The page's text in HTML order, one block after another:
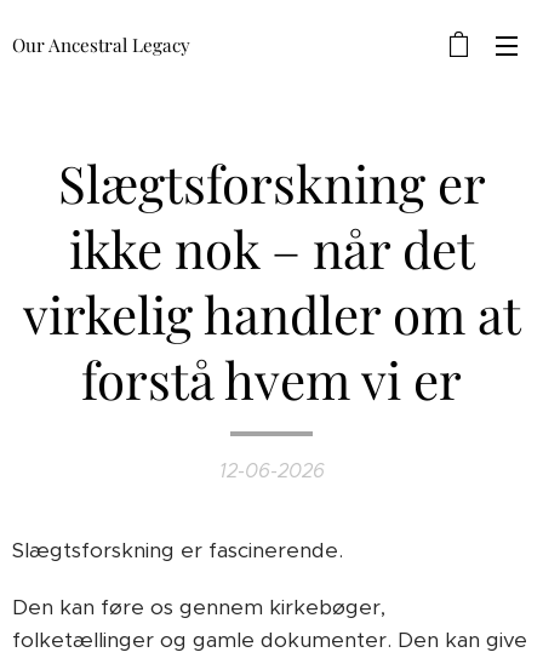
Our Ancestral Legacy
Slægtsforskning er
ikke nok – når det
virkelig handler om at
forstå hvem vi er
12-06-2026
Slægtsforskning er fascinerende.
Den kan føre os gennem kirkebøger,
folketællinger og gamle dokumenter. Den kan give